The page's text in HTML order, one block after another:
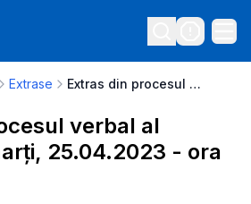
Extrase Extras din procesul verbal al ședinței de marți, 25.04.2023 - ora 10:00
verbal al
25.04.2023 - ora